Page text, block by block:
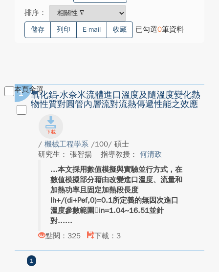
排序：
儲存 列印 E-mail 收藏 已勾選0筆資料
本頁全選
1
氧化鋁-水奈米流體進口溫度及隨溫度變化熱
物性質對圓管內層流對流熱傳遞性能之效應
/ 機械工程學系 /100/ 碩士
研究生： 張智揚
指導教授： 何清政
本文採用數值模擬與實驗並行方式，在
數值模擬部分藉由改變進口溫度、流量和
加熱功率且固定加熱段長度
lh+/(di+Pef,0)=0.1所定義的無因次進口
溫度參數範圍in=1.04~16.51並針
對...
點閱：325
下載：3
1